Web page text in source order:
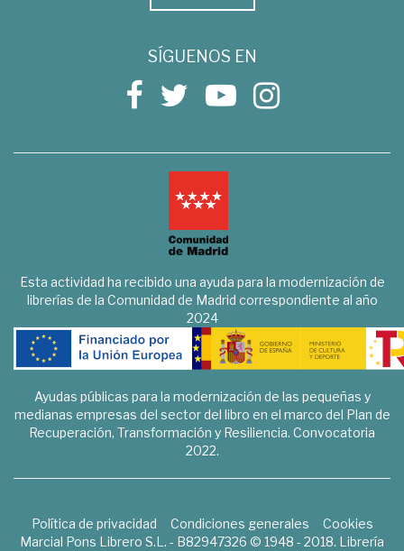
SÍGUENOS EN
Esta actividad ha recibido una ayuda para la modernización de
librerías de la Comunidad de Madrid correspondiente al año
2024
Ayudas públicas para la modernización de las pequeñas y
medianas empresas del sector del libro en el marco del Plan de
Recuperación, Transformación y Resiliencia. Convocatoria
2022.
Política de privacidad Condiciones generales
Cookies
Marcial Pons Librero S.L. - B82947326 © 1948 - 2018. Librería